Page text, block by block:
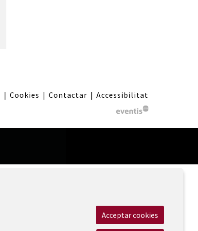
| Cookies | Contactar | Accessibilitat
Acceptar cookies